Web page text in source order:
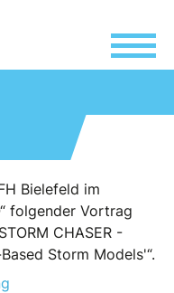
Bielefeld im
folgender Vortrag
CHASER -
Storm Models'“.